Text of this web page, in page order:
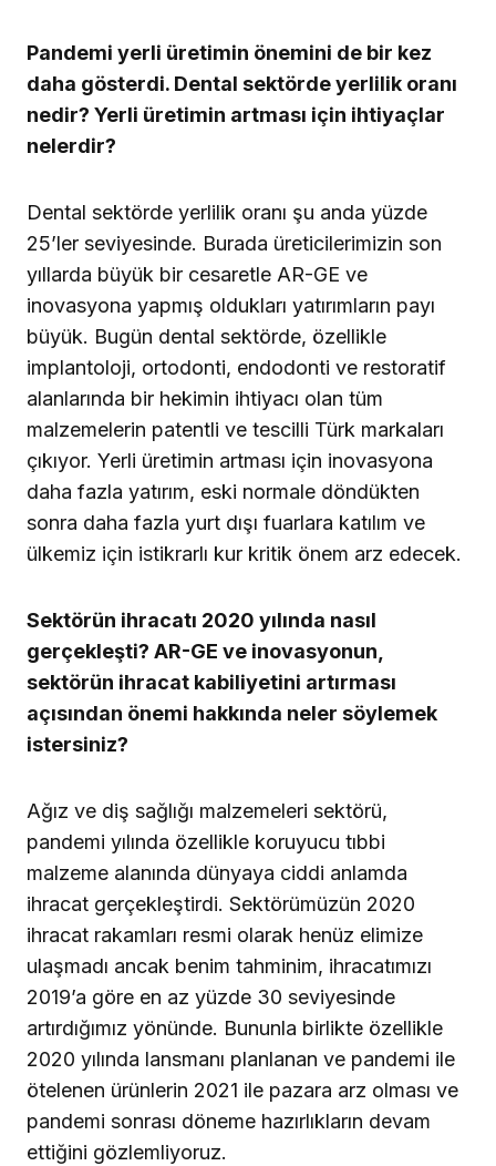
Pandemi yerli üretimin önemini de bir kez
daha gösterdi. Dental sektörde yerlilik oranı
nedir? Yerli üretimin artması için ihtiyaçlar
nelerdir?
Dental sektörde yerlilik oranı şu anda yüzde
25’ler seviyesinde. Burada üreticilerimizin son
yıllarda büyük bir cesaretle AR-GE ve
inovasyona yapmış oldukları yatırımların payı
büyük. Bugün dental sektörde, özellikle
implantoloji, ortodonti, endodonti ve restoratif
alanlarında bir hekimin ihtiyacı olan tüm
malzemelerin patentli ve tescilli Türk markaları
çıkıyor. Yerli üretimin artması için inovasyona
daha fazla yatırım, eski normale döndükten
sonra daha fazla yurt dışı fuarlara katılım ve
ülkemiz için istikrarlı kur kritik önem arz edecek.
Sektörün ihracatı 2020 yılında nasıl
gerçekleşti? AR-GE ve inovasyonun,
sektörün ihracat kabiliyetini artırması
açısından önemi hakkında neler söylemek
istersiniz?
Ağız ve diş sağlığı malzemeleri sektörü,
pandemi yılında özellikle koruyucu tıbbi
malzeme alanında dünyaya ciddi anlamda
ihracat gerçekleştirdi. Sektörümüzün 2020
ihracat rakamları resmi olarak henüz elimize
ulaşmadı ancak benim tahminim, ihracatımızı
2019’a göre en az yüzde 30 seviyesinde
artırdığımız yönünde. Bununla birlikte özellikle
2020 yılında lansmanı planlanan ve pandemi ile
ötelenen ürünlerin 2021 ile pazara arz olması ve
pandemi sonrası döneme hazırlıkların devam
ettiğini gözlemliyoruz.